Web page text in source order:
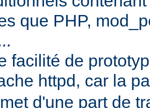
que PHP,
facilité de
httpd, car la
d'une part de